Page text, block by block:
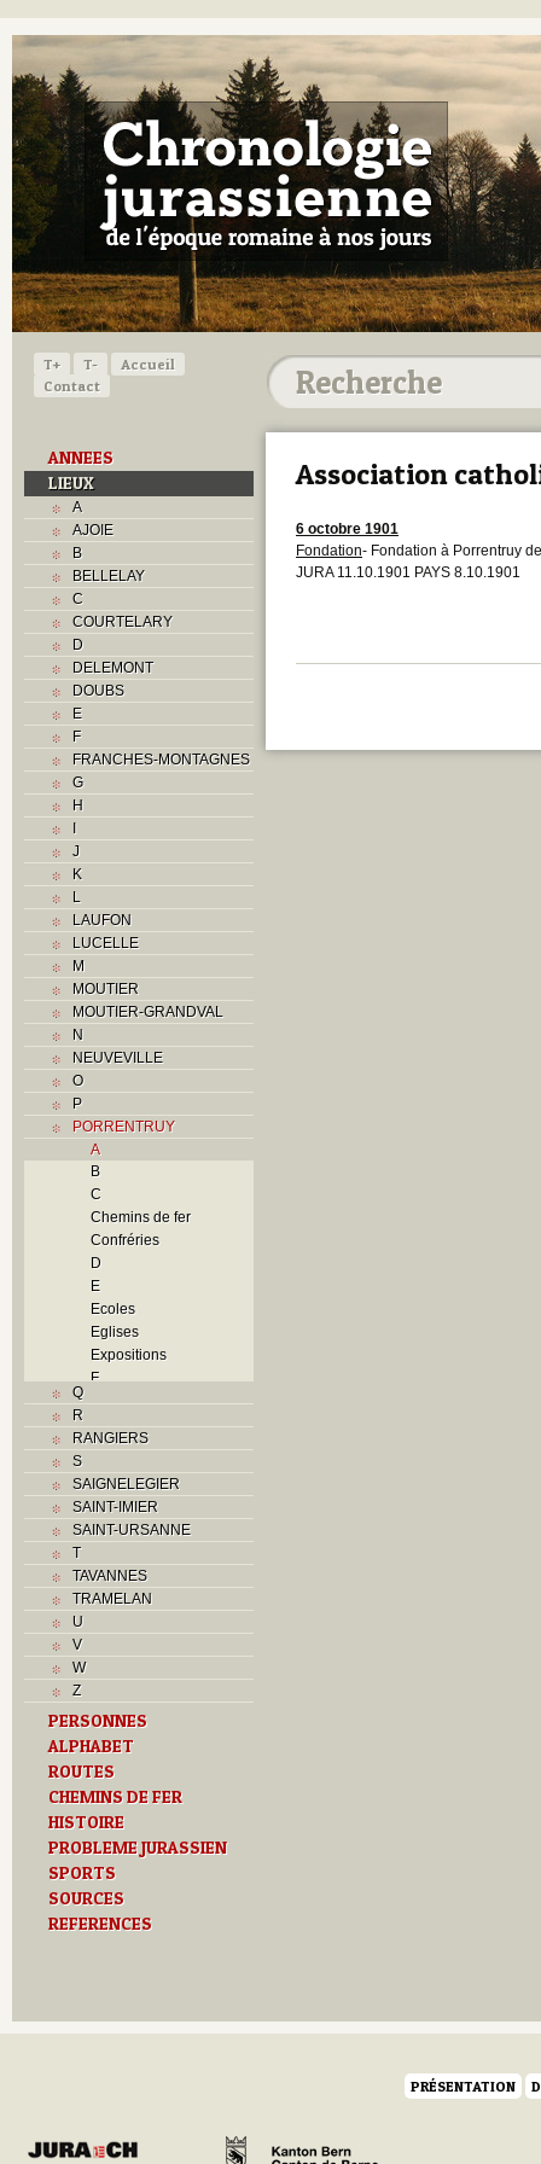
T+ T-
Accueil
Contact
ANNEES
LIEUX
A
AJOIE
B
BELLELAY
C
COURTELARY
D
DELEMONT
DOUBS
E
F
FRANCHES-MONTAGNES
G
H
I
J
K
L
LAUFON
LUCELLE
M
MOUTIER
MOUTIER-GRANDVAL
N
NEUVEVILLE
O
P
PORRENTRUY
A
B
C
Chemins de fer
Confréries
D
E
Ecoles
Eglises
Expositions
F
H
I
J
K
M
Monuments historiques
Paroisses
R
S
Sociétés locales
T
U
V
Z
Q
R
RANGIERS
S
SAIGNELEGIER
SAINT-IMIER
SAINT-URSANNE
T
TAVANNES
TRAMELAN
U
V
W
Z
PERSONNES
ALPHABET
ROUTES
CHEMINS DE FER
HISTOIRE
PROBLEME JURASSIEN
SPORTS
SOURCES
REFERENCES
Association
6 octobre 1901
Fondation- Fondation à Porrentruy
JURA 11.10.1901 PAYS 8.10.1901
PRÉSENTATION